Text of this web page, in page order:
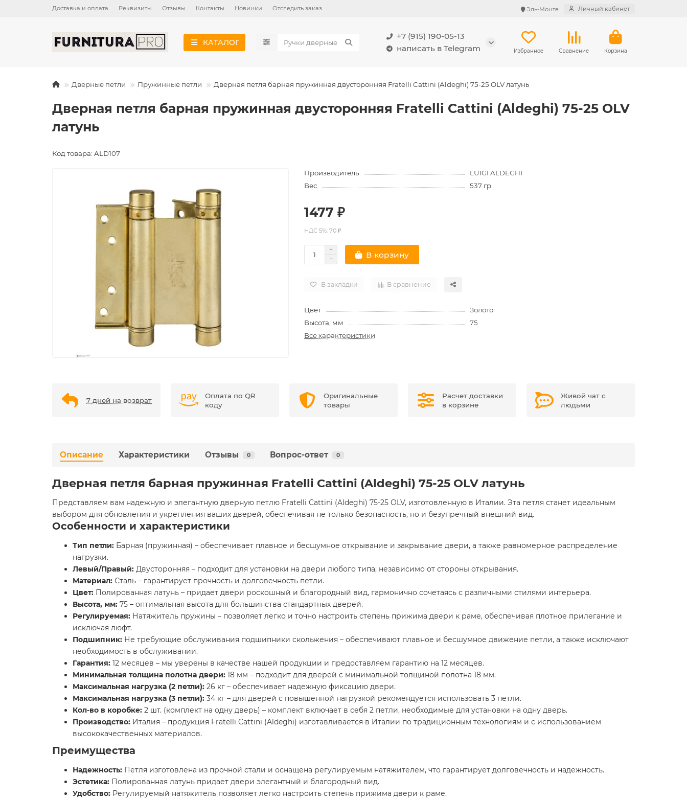
Доставка и оплата Реквизиты Отзывы Контакты Новинки Отследить заказ Эль-Монте Личный кабинет
КАТАЛОГ
+7 (915) 190-05-13
написать в Telegram
Избранное Сравнение Корзина
Дверные петли Пружинные петли Дверная петля барная пружинная двусторонняя Fratelli Cattini (Aldeghi) 75-25 OLV латунь
Дверная петля барная пружинная двусторонняя Fratelli Cattini (Aldeghi) 75-25 OLV
латунь
Код товара: ALD107
Производитель
LUIGI ALDEGHI
Вес
537 гр
1477 ₽
НДС 5%: 70 ₽
В корзину
В закладки В сравнение
Цвет
Золото
Высота, мм
75
Все характеристики
7 дней на возврат
Оплата по QR
коду
Оригинальные
товары
Расчет доставки
в корзине
Живой чат с
людьми
Описание Характеристики Отзывы 0 Вопрос-ответ 0
Дверная петля барная пружинная Fratelli Cattini (Aldeghi) 75-25 OLV латунь
Представляем вам надежную и элегантную дверную петлю Fratelli Cattini (Aldeghi) 75-25 OLV, изготовленную в Италии. Эта петля станет идеальным
выбором для обновления и укрепления ваших дверей, обеспечивая не только безопасность, но и безупречный внешний вид.
Особенности и характеристики
Тип петли: Барная (пружинная) – обеспечивает плавное и бесшумное открывание и закрывание двери, а также равномерное распределение
нагрузки.
Левый/Правый: Двусторонняя – подходит для установки на двери любого типа, независимо от стороны открывания.
Материал: Сталь – гарантирует прочность и долговечность петли.
Цвет: Полированная латунь – придает двери роскошный и благородный вид, гармонично сочетаясь с различными стилями интерьера.
Высота, мм: 75 – оптимальная высота для большинства стандартных дверей.
Регулируемая: Натяжитель пружины – позволяет легко и точно настроить степень прижима двери к раме, обеспечивая плотное прилегание и
исключая люфт.
Подшипник: Не требующие обслуживания подшипники скольжения – обеспечивают плавное и бесшумное движение петли, а также исключают
необходимость в обслуживании.
Гарантия: 12 месяцев – мы уверены в качестве нашей продукции и предоставляем гарантию на 12 месяцев.
Минимальная толщина полотна двери: 18 мм – подходит для дверей с минимальной толщиной полотна 18 мм.
Максимальная нагрузка (2 петли): 26 кг – обеспечивает надежную фиксацию двери.
Максимальная нагрузка (3 петли): 34 кг – для дверей с повышенной нагрузкой рекомендуется использовать 3 петли.
Кол-во в коробке: 2 шт. (комплект на одну дверь) – комплект включает в себя 2 петли, необходимые для установки на одну дверь.
Производство: Италия – продукция Fratelli Cattini (Aldeghi) изготавливается в Италии по традиционным технологиям и с использованием
высококачественных материалов.
Преимущества
Надежность: Петля изготовлена из прочной стали и оснащена регулируемым натяжителем, что гарантирует долговечность и надежность.
Эстетика: Полированная латунь придает двери элегантный и благородный вид.
Удобство: Регулируемый натяжитель позволяет легко настроить степень прижима двери к раме.